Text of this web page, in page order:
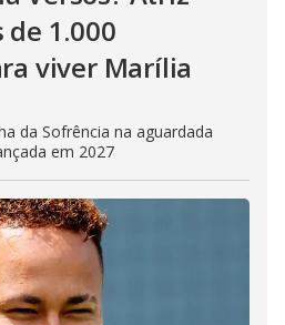
1.000
viver Marília
da Sofrência na aguardada
em 2027